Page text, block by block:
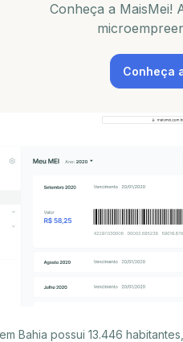
Conheça a MaisMei!
Conheça
Bahia possui 13.446